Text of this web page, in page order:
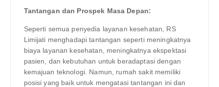
Tantangan dan Prospek Masa Depan:
Seperti semua penyedia layanan kesehatan, RS
Limijati menghadapi tantangan seperti meningkatnya
biaya layanan kesehatan, meningkatnya ekspektasi
pasien, dan kebutuhan untuk beradaptasi dengan
kemajuan teknologi. Namun, rumah sakit memiliki
posisi yang baik untuk mengatasi tantangan ini dan